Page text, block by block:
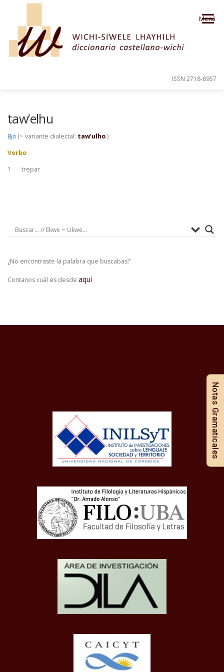
Saltar al contenido
Menú
ISSN 2718-8957
taw’elhu
Bjo (~ variante dialectal: taw’ulho)
Verbo
1
trepar
¿No encontraste la palabra que buscabas?
Contanos cuál es desde aquí
Notas Gramaticales